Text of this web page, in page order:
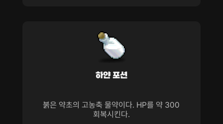
하얀 포션
붉은 약초의 고농축 물약이다. HP를 약 300
회복시킨다.